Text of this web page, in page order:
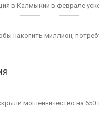
в Калмыкии в феврале
накопить миллион,
мошенничество на 650